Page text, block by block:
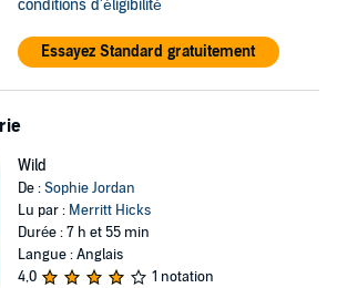
conditions d'éligibilité
Essayez Standard gratuitement
Wild
De :Sophie Jordan
Lu par : Merritt Hicks
Durée : 7 h et 55 min
Langue : Anglais
4,0
1 notation